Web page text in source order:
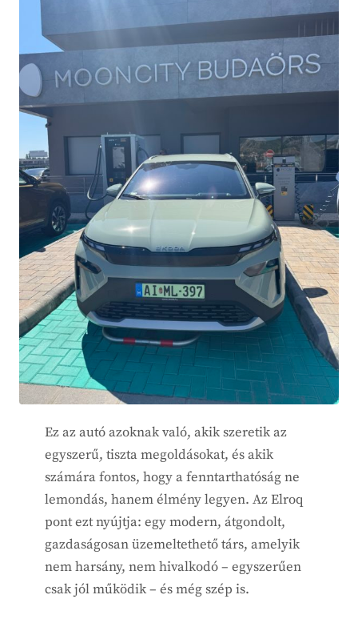
Ez az autó azoknak való, akik szeretik az
egyszerű, tiszta megoldásokat, és akik
számára fontos, hogy a fenntarthatóság ne
lemondás, hanem élmény legyen. Az Elroq
pont ezt nyújtja: egy modern, átgondolt,
gazdaságosan üzemeltethető társ, amelyik
nem harsány, nem hivalkodó – egyszerűen
csak jól működik – és még szép is.